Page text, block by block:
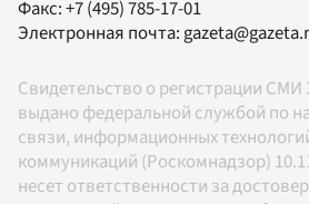
Факс:+7 (495) 785-17-01
Электронная почта:
Свидетельство о регистрации
выдано федеральной службой по
связи, информационных
коммуникаций (Роскомнадзор)
несет ответственности за